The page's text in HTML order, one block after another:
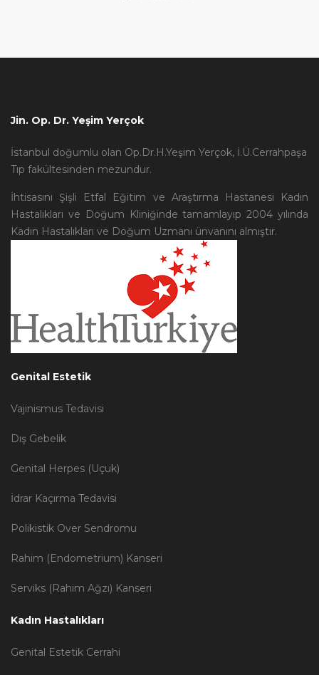
Jin. Op. Dr. Yeşim Yerçok
İstanbul doğumlu olan Op.Dr.H.Yeşim Yerçok, İ.Ü.Cerrahpaşa
Tıp fakültesinden mezundur.
İhtisasını Şişli Etfal Eğitim ve Araştırma Hastanesi Kadın
Hastalıkları ve Doğum Kliniğinde tamamlayıp 2004 yılında
Kadın Hastalıkları ve Doğum Uzmanı ünvanını almıştır.
Genital Estetik
Vajinismus Tedavisi
Dış Gebelik
Genital Herpes (Uçuk)
İdrar Kaçırma Tedavisi
Polikistik Over Sendromu
Rahim (Endometrium) Kanseri
Serviks (Rahim Ağzı) Kanseri
Kadın Hastalıkları
Genital Estetik Cerrahi